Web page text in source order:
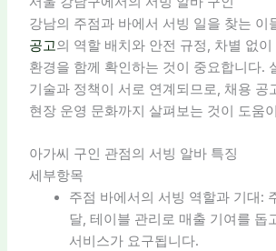
강남의 주점과 바에서 서빙 일을 찾는 이
공고의 역할 배치와 안전 규정, 차별 없
환경을 함께 확인하는 것이 중요합니다.
기술과 정책이 서로 연계되므로, 채용 공
현장 운영 문화까지 살펴보는 것이 도움
아가씨 구인 관점의 서빙 알바 특징
세부항목
주점 바에서의 서빙 역할과 기대:
달, 테이블 관리로 매출 기여를 돕
서비스가 요구됩니다.